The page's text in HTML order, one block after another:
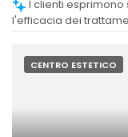
l'efficacia dei
CENTRO ESTETICO